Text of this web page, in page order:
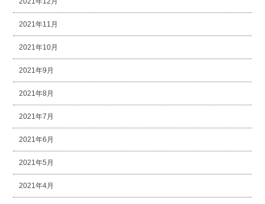
2021年11月
2021年10月
2021年9月
2021年8月
2021年7月
2021年6月
2021年5月
2021年4月